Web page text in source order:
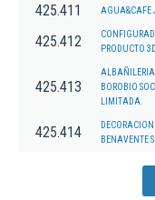
425.411 AGUA&CAFE
425.412
PRODUCTO 3D
425.413
BOROBIO
LIMITADA.
425.414
BENAVENTE SL